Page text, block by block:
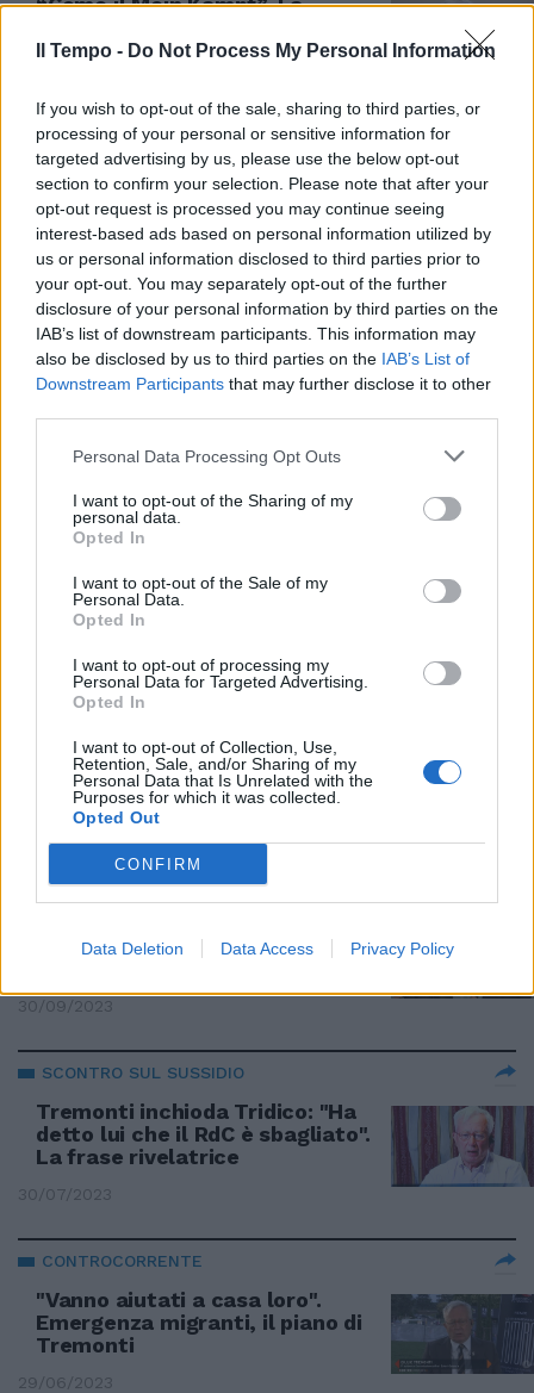
Il Tempo - Do Not Process My Personal Information
If you wish to opt-out of the sale, sharing to third parties, or
processing of your personal or sensitive information for
targeted advertising by us, please use the below opt-out
section to confirm your selection. Please note that after your
opt-out request is processed you may continue seeing
interest-based ads based on personal information utilized by
us or personal information disclosed to third parties prior to
your opt-out. You may separately opt-out of the further
disclosure of your personal information by third parties on the
IAB’s list of downstream participants. This information may
also be disclosed by us to third parties on the IAB’s List of
Downstream Participants that may further disclose it to other
Personal Data Processing Opt Outs
I want to opt-out of the Sharing of my
personal data.
Opted In
I want to opt-out of the Sale of my
Personal Data.
Opted In
I want to opt-out of processing my
Personal Data for Targeted Advertising.
Opted In
I want to opt-out of Collection, Use,
Retention, Sale, and/or Sharing of my
Personal Data that Is Unrelated with the
Purposes for which it was collected.
Opted Out
CONFIRM
Data Deletion Data Access Privacy Policy
Putin, cosa ricorda Tremonti
ECONOMIA
"Chi volevano salvare". Tremonti
svela il retroscena sul Mes
21/12/2023
STOCCATA DEL PROF
"Hanno sbagliato tutto",
Tremonti inchioda i gufi: chi
STASERA ITALIA
"In Italia 10 anni di follie
Tremonti
13/11/2023
DEBITO PUBBLICO
Tremonti a valanga, no al
governo tecnico
02/10/2023
OMNIBUS
a Draghi. "Tizio che...", la
30/09/2023
SCONTRO SUL SUSSIDIO
Tremonti inchioda Tridico: "Ha
detto lui che il RdC è sbagliato".
La frase rivelatrice
30/07/2023
CONTROCORRENTE
"Vanno aiutati a casa loro".
Emergenza migranti, il piano di
Tremonti
29/06/2023